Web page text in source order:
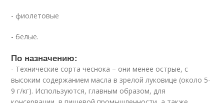
- фиолетовые
- белые.
По назначению:
- Технические сорта чеснока – они менее острые, с
высоким содержанием масла в зрелой луковице (около 5-
9 г/кг). Используются, главным образом, для